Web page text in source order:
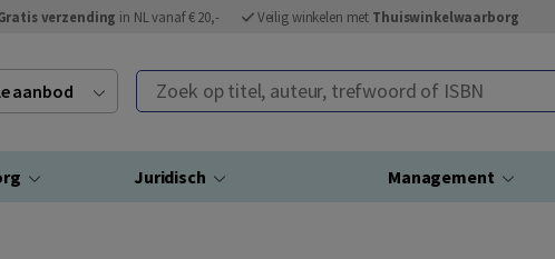
verzending in NL vanaf € 20,- Veilig winkelen met Thuiswinkelwaarborg
aanbod Zoek op titel, auteur, trefwoord of ISBN
Juridisch Management